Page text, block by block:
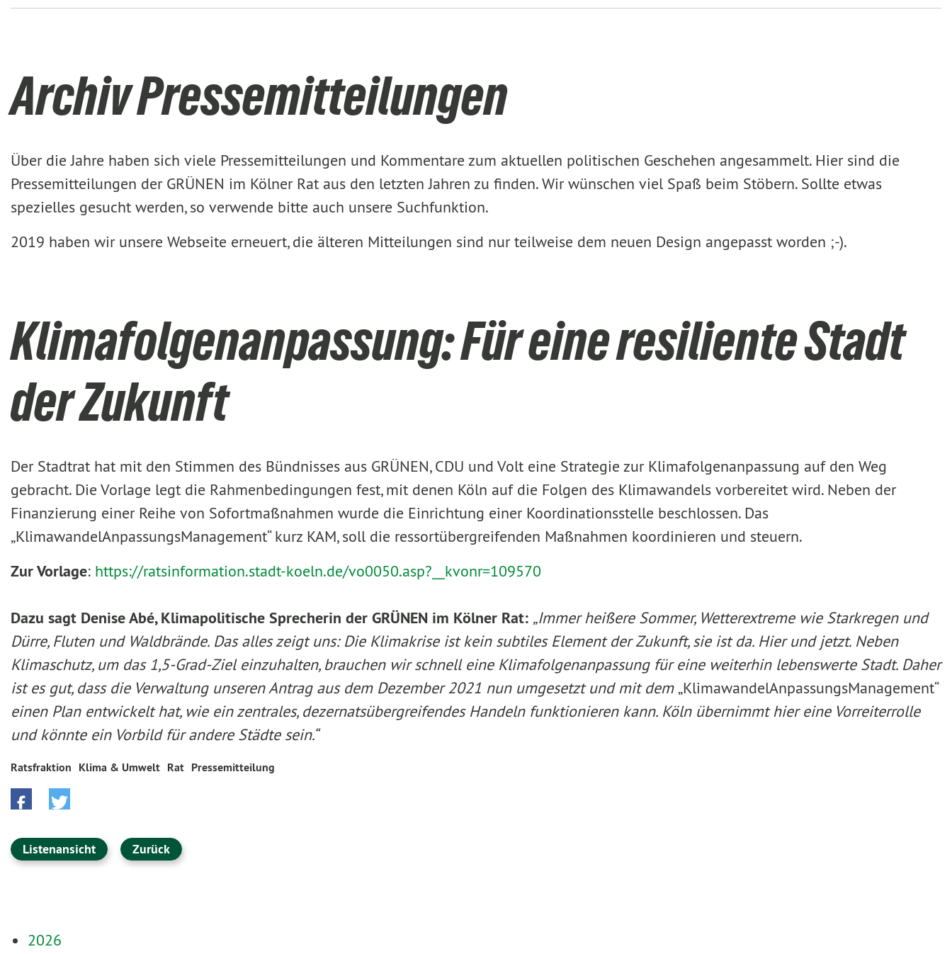
Archiv Pressemitteilungen
Über die Jahre haben sich viele Pressemitteilungen und Kommentare zum aktuellen politischen Geschehen angesammelt. Hier sind die
Pressemitteilungen der GRÜNEN im Kölner Rat aus den letzten Jahren zu finden. Wir wünschen viel Spaß beim Stöbern. Sollte etwas
spezielles gesucht werden, so verwende bitte auch unsere Suchfunktion.
2019 haben wir unsere Webseite erneuert, die älteren Mitteilungen sind nur teilweise dem neuen Design angepasst worden ;-).
Klimafolgenanpassung: Für eine resiliente Stadt
der Zukunft
Der Stadtrat hat mit den Stimmen des Bündnisses aus GRÜNEN, CDU und Volt eine Strategie zur Klimafolgenanpassung auf den Weg
gebracht. Die Vorlage legt die Rahmenbedingungen fest, mit denen Köln auf die Folgen des Klimawandels vorbereitet wird. Neben der
Finanzierung einer Reihe von Sofortmaßnahmen wurde die Einrichtung einer Koordinationsstelle beschlossen. Das
„KlimawandelAnpassungsManagement“ kurz KAM, soll die ressortübergreifenden Maßnahmen koordinieren und steuern.
Zur Vorlage: https://ratsinformation.stadt-koeln.de/vo0050.asp?__kvonr=109570
Dazu sagt Denise Abé, Klimapolitische Sprecherin der GRÜNEN im Kölner Rat: „Immer heißere Sommer, Wetterextreme wie Starkregen und
Dürre, Fluten und Waldbrände. Das alles zeigt uns: Die Klimakrise ist kein subtiles Element der Zukunft, sie ist da. Hier und jetzt. Neben
Klimaschutz, um das 1,5-Grad-Ziel einzuhalten, brauchen wir schnell eine Klimafolgenanpassung für eine weiterhin lebenswerte Stadt. Daher
ist es gut, dass die Verwaltung unseren Antrag aus dem Dezember 2021 nun umgesetzt und mit dem „KlimawandelAnpassungsManagement“
einen Plan entwickelt hat, wie ein zentrales, dezernatsübergreifendes Handeln funktionieren kann. Köln übernimmt hier eine Vorreiterrolle
und könnte ein Vorbild für andere Städte sein.“
Ratsfraktion Klima & Umwelt Rat Pressemitteilung
Listenansicht Zurück
2026